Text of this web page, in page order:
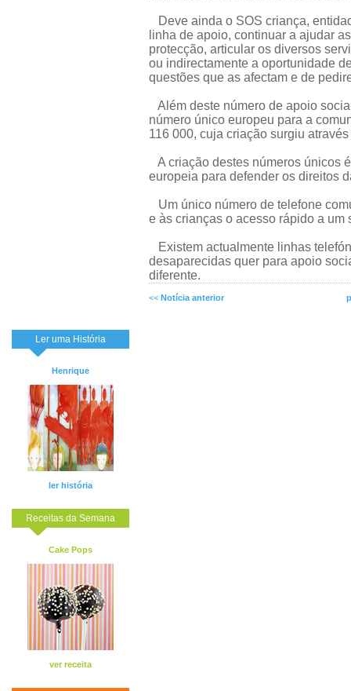
Ler uma História
Henrique
ler história
Receitas da Semana
Cake Pops
ver receita
Deve ainda o SOS criança,
linha de apoio, continuar a ajudar
protecção, articular os diversos
ou indirectamente a oportunidade
questões que as afectam e de
Além deste número de apoio
número único europeu para a
116 000, cuja criação surgiu
A criação destes números únicos
europeia para defender os direitos
Um único número de telefone
e às crianças o acesso rápido a um
Existem actualmente linhas
desaparecidas quer para apoio
diferente.
<< Notícia anterior